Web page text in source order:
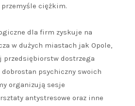
ciężkim.
dla firm zyskuje na
w dużych miastach jak Opole,
przedsiębiorstw dostrzega
psychiczny swoich
organizują sesje
antystresowe oraz inne